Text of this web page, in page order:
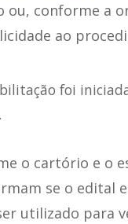
conforme a
ao
foi
o cartório e o
se o edital
utilizado para